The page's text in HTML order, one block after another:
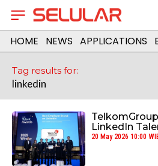
HOME NEWS APPLICATIONS
Tag results for:
linkedin
LinkedIn
20 May 2026 10:00